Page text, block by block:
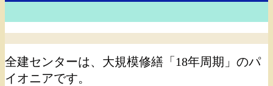
全建センターは、大規模修繕「18年周期」のパ
イオニアです。